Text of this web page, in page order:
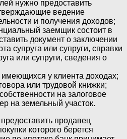
нужно предоставить
ведение
и получения доходов;
заемщик состоит в
документ о заключении
супруга или супруги, справки
или супруги, сведения о
имеющихся у клиента доходах;
или трудовой книжки;
на залоговое
на земельный участок.
продавец
которого берется